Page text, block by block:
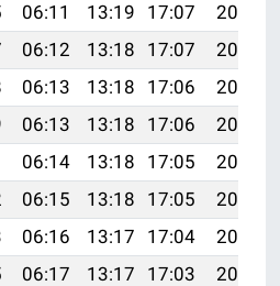
06:11 13:19 17:07
20:17
06:12 13:18 17:07
20:15
06:13 13:18 17:06
20:14
06:13 13:18 17:06
20:13
06:14 13:18 17:05
20:11
06:15 13:18 17:05
20:10
06:16 13:17 17:04
20:09
06:17 13:17 17:03
20:07